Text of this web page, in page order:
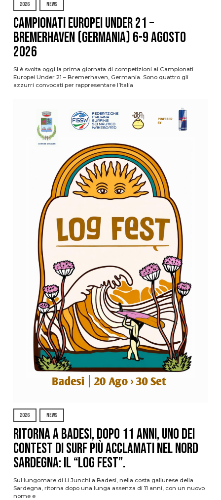
2026 NEWS
Campionati Europei Under 21 –
Bremerhaven (Germania) 6-9 agosto
2026
Si è svolta oggi la prima giornata di competizioni ai Campionati
Europei Under 21 – Bremerhaven, Germania. Sono quattro gli
azzurri convocati per rappresentare l’Italia
2026 NEWS
Ritorna a Badesi, dopo 11 anni, uno dei
contest di surf più acclamati nel nord
Sardegna: il “Log Fest”.
Sul lungomare di Li Junchi a Badesi, nella costa gallurese della
Sardegna, ritorna dopo una lunga assenza di 11 anni, con un nuovo
nome e